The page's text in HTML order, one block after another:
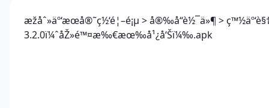
æžåˆ»äº‘æœå®˜ç½‘é¦–é¡µ >å®‰å“è½¯ä»¶ >
3.2.0ï¼ˆåŽ»é™¤æ‰€æœ‰å¹¿å‘Šï¼‰.apk